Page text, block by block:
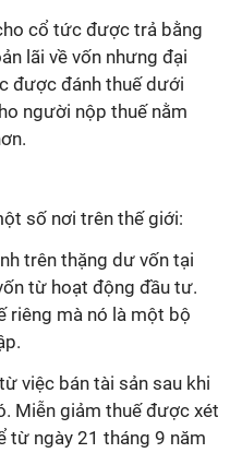
cổ tức được trả bằng
lãi về vốn nhưng đại
được đánh thuế dưới
người nộp thuế nằm
số nơi trên thế giới:
trên thặng dư vốn tại
từ hoạt động đầu tư.
riêng mà nó là một bộ
việc bán tài sản sau khi
Miễn giảm thuế được xét
từ ngày 21 tháng 9 năm